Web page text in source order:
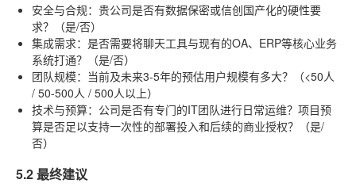
安全与合规：贵公司是否有数据保密或信创国产化的硬性要
求？（是/否）
集成需求：是否需要将聊天工具与现有的OA、ERP等核心业务
系统打通？（是/否）
团队规模：当前及未来3-5年的预估用户规模有多大？（<50人
/ 50-500人 / 500人以上）
技术与预算：公司是否有专门的IT团队进行日常运维？项目预
算是否足以支持一次性的部署投入和后续的商业授权？（是/
否）
5.2 最终建议